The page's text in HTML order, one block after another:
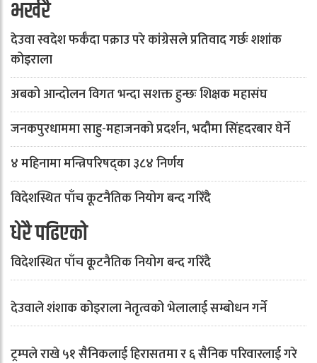
भर्खरै
देउवा स्वदेश फर्कँदा पक्राउ परे कांग्रेसले प्रतिवाद गर्छः शशांक
कोइराला
अबको आन्दोलन विगत भन्दा सशक्त हुन्छः शिक्षक महासंघ
जनकपुरधाममा साहु-महाजनको प्रदर्शन, भदौमा सिंहदरबार घेर्ने
४ महिनामा मन्त्रिपरिषद्का ३८४ निर्णय
विदेशस्थित पाँच कूटनैतिक नियोग बन्द गरिँदै
धेरै पढिएको
विदेशस्थित पाँच कूटनैतिक नियोग बन्द गरिँदै
देउवाले शंशाक कोइराला नेतृत्वको भेलालाई सम्बोधन गर्ने
ट्रम्पले राखे ५१ सैनिकलाई हिरासतमा र ६ सैनिक परिवारलाई गरे